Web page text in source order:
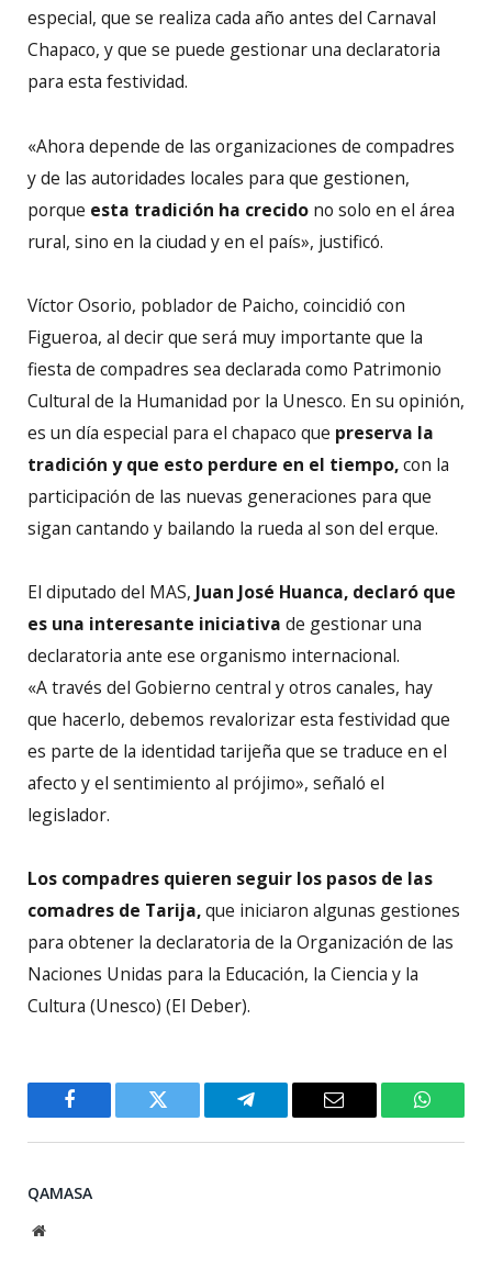
especial, que se realiza cada año antes del Carnaval
Chapaco, y que se puede gestionar una declaratoria
para esta festividad.
«Ahora depende de las organizaciones de compadres
y de las autoridades locales para que gestionen,
porque esta tradición ha crecido no solo en el área
rural, sino en la ciudad y en el país», justificó.
Víctor Osorio, poblador de Paicho, coincidió con
Figueroa, al decir que será muy importante que la
fiesta de compadres sea declarada como Patrimonio
Cultural de la Humanidad por la Unesco. En su opinión,
es un día especial para el chapaco que preserva la
tradición y que esto perdure en el tiempo,con la
participación de las nuevas generaciones para que
sigan cantando y bailando la rueda al son del erque.
El diputado del MAS, Juan José Huanca, declaró que
es una interesante iniciativa de gestionar una
declaratoria ante ese organismo internacional.
«A través del Gobierno central y otros canales, hay
que hacerlo, debemos revalorizar esta festividad que
es parte de la identidad tarijeña que se traduce en el
afecto y el sentimiento al prójimo», señaló el
legislador.
Los compadres quieren seguir los pasos de las
comadres de Tarija,que iniciaron algunas gestiones
para obtener la declaratoria de la Organización de las
Naciones Unidas para la Educación, la Ciencia y la
Cultura (Unesco) (El Deber).
Facebook Twitter Telegram Email
QAMASA
Website